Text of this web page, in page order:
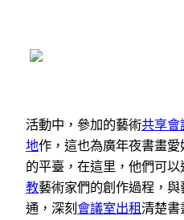
活動中，參加的藝術共享會
地作，這也為廣年夜書畫
的平臺，在這里，他們可
教藝術家們的創作過程，
通，深刻 會議室出租清楚書